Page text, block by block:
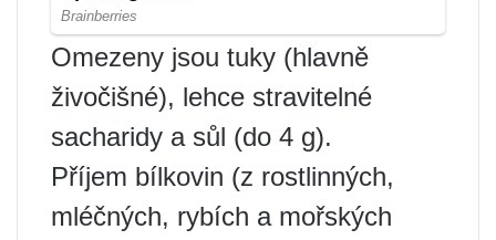
Omezeny jsou tuky (hlavně
živočišné), lehce stravitelné
sacharidy a sůl (do 4 g).
Příjem bílkovin (z rostlinných,
mléčných, rybích a mořských